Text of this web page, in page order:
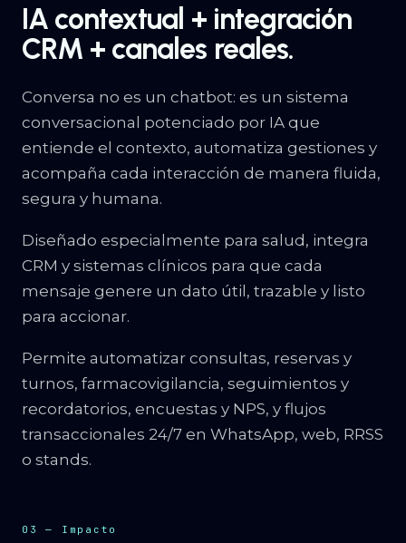
IA contextual + integración
CRM + canales reales.
Conversa no es un chatbot: es un sistema
conversacional potenciado por IA que
entiende el contexto, automatiza gestiones y
acompaña cada interacción de manera fluida,
segura y humana.
Diseñado especialmente para salud, integra
CRM y sistemas clínicos para que cada
mensaje genere un dato útil, trazable y listo
para accionar.
Permite automatizar consultas, reservas y
turnos, farmacovigilancia, seguimientos y
recordatorios, encuestas y NPS, y flujos
transaccionales 24/7 en WhatsApp, web, RRSS
o stands.
03 — Impacto